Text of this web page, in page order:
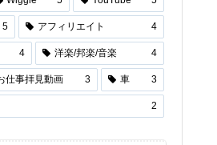
5 アフィリエイト 4
4 洋楽/邦楽/音楽 4
仕事拝見動画 3 車 3
2